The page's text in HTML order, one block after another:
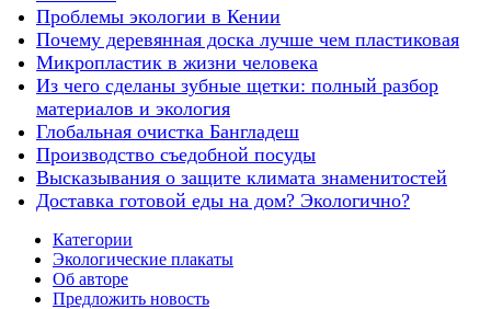
Проблемы экологии в Кении
Почему деревянная доска лучше чем пластиковая
Микропластик в жизни человека
Из чего сделаны зубные щетки: полный разбор
материалов и экология
Глобальная очистка Бангладеш
Производство съедобной посуды
Высказывания о защите климата знаменитостей
Доставка готовой еды на дом? Экологично?
Категории
Экологические плакаты
Об авторе
Предложить новость